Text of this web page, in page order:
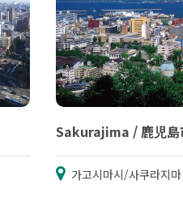
Sakurajima / 鹿児島
가고시마시/사쿠라지마